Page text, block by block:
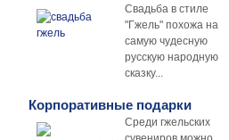
Свадьба в стиле
"Гжель" похожа на
самую чудесную
русскую народную
сказку...
Корпоративные подарки
Среди гжельских